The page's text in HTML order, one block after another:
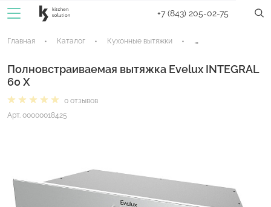
+7 (843) 205-02-75
Главная Каталог Кухонные вытяжки Встраиваемые
Полновстраиваемая вытяжка Evelux INTEGRAL
60 X
0 отзывов
Арт. 00000018425